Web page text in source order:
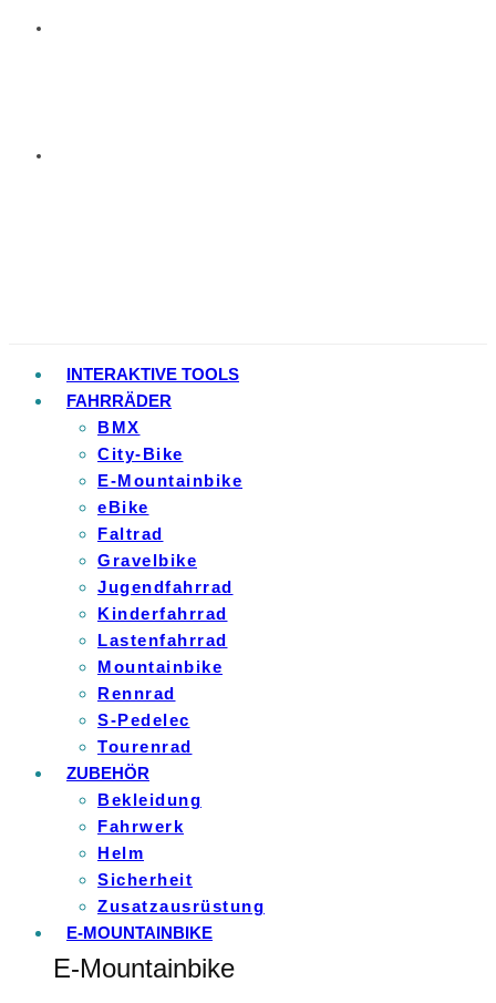
INTERAKTIVE TOOLS
FAHRRÄDER
BMX
City-Bike
E-Mountainbike
eBike
Faltrad
Gravelbike
Jugendfahrrad
Kinderfahrrad
Lastenfahrrad
Mountainbike
Rennrad
S-Pedelec
Tourenrad
ZUBEHÖR
Bekleidung
Fahrwerk
Helm
Sicherheit
Zusatzausrüstung
E-MOUNTAINBIKE
E-Mountainbike